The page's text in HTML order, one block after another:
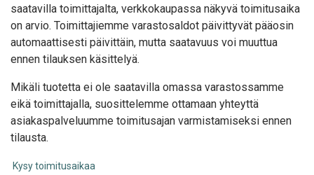
saatavilla toimittajalta, verkkokaupassa näkyvä toimitusaika
on arvio. Toimittajiemme varastosaldot päivittyvät pääosin
automaattisesti päivittäin, mutta saatavuus voi muuttua
ennen tilauksen käsittelyä.
Mikäli tuotetta ei ole saatavilla omassa varastossamme
eikä toimittajalla, suosittelemme ottamaan yhteyttä
asiakaspalveluumme toimitusajan varmistamiseksi ennen
tilausta.
Kysy toimitusaikaa